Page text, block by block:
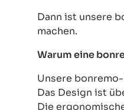
Dann ist unsere
machen.
Warum eine
Unsere
Das Design ist
Die